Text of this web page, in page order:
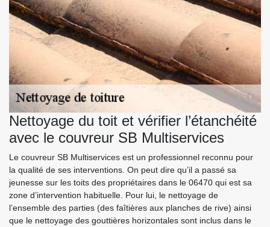
Nettoyage du toit et vérifier l’étanchéité
avec le couvreur SB Multiservices
Le couvreur SB Multiservices est un professionnel reconnu pour
la qualité de ses interventions. On peut dire qu’il a passé sa
jeunesse sur les toits des propriétaires dans le 06470 qui est sa
zone d’intervention habituelle. Pour lui, le nettoyage de
l’ensemble des parties (des faîtières aux planches de rive) ainsi
que le nettoyage des gouttières horizontales sont inclus dans le